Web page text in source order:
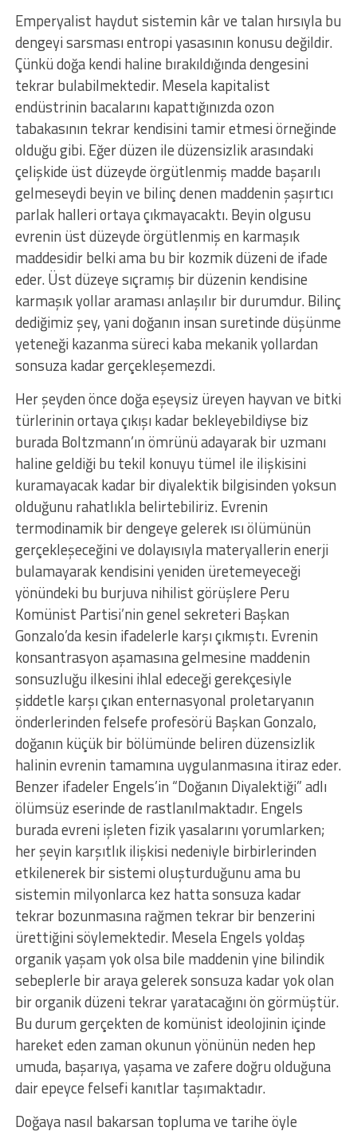
Emperyalist haydut sistemin kâr ve talan hırsıyla bu
dengeyi sarsması entropi yasasının konusu değildir.
Çünkü doğa kendi haline bırakıldığında dengesini
tekrar bulabilmektedir. Mesela kapitalist
endüstrinin bacalarını kapattığınızda ozon
tabakasının tekrar kendisini tamir etmesi örneğinde
olduğu gibi. Eğer düzen ile düzensizlik arasındaki
çelişkide üst düzeyde örgütlenmiş madde başarılı
gelmeseydi beyin ve bilinç denen maddenin şaşırtıcı
parlak halleri ortaya çıkmayacaktı. Beyin olgusu
evrenin üst düzeyde örgütlenmiş en karmaşık
maddesidir belki ama bu bir kozmik düzeni de ifade
eder. Üst düzeye sıçramış bir düzenin kendisine
karmaşık yollar araması anlaşılır bir durumdur. Bilinç
dediğimiz şey, yani doğanın insan suretinde düşünme
yeteneği kazanma süreci kaba mekanik yollardan
sonsuza kadar gerçekleşemezdi.
Her şeyden önce doğa eşeysiz üreyen hayvan ve bitki
türlerinin ortaya çıkışı kadar bekleyebildiyse biz
burada Boltzmann’ın ömrünü adayarak bir uzmanı
haline geldiği bu tekil konuyu tümel ile ilişkisini
kuramayacak kadar bir diyalektik bilgisinden yoksun
olduğunu rahatlıkla belirtebiliriz. Evrenin
termodinamik bir dengeye gelerek ısı ölümünün
gerçekleşeceğini ve dolayısıyla materyallerin enerji
bulamayarak kendisini yeniden üretemeyeceği
yönündeki bu burjuva nihilist görüşlere Peru
Komünist Partisi’nin genel sekreteri Başkan
Gonzalo’da kesin ifadelerle karşı çıkmıştı. Evrenin
konsantrasyon aşamasına gelmesine maddenin
sonsuzluğu ilkesini ihlal edeceği gerekçesiyle
şiddetle karşı çıkan enternasyonal proletaryanın
önderlerinden felsefe profesörü Başkan Gonzalo,
doğanın küçük bir bölümünde beliren düzensizlik
halinin evrenin tamamına uygulanmasına itiraz eder.
Benzer ifadeler Engels’in “Doğanın Diyalektiği” adlı
ölümsüz eserinde de rastlanılmaktadır. Engels
burada evreni işleten fizik yasalarını yorumlarken;
her şeyin karşıtlık ilişkisi nedeniyle birbirlerinden
etkilenerek bir sistemi oluşturduğunu ama bu
sistemin milyonlarca kez hatta sonsuza kadar
tekrar bozunmasına rağmen tekrar bir benzerini
ürettiğini söylemektedir. Mesela Engels yoldaş
organik yaşam yok olsa bile maddenin yine bilindik
sebeplerle bir araya gelerek sonsuza kadar yok olan
bir organik düzeni tekrar yaratacağını ön görmüştür.
Bu durum gerçekten de komünist ideolojinin içinde
hareket eden zaman okunun yönünün neden hep
umuda, başarıya, yaşama ve zafere doğru olduğuna
dair epeyce felsefi kanıtlar taşımaktadır.
Doğaya nasıl bakarsan topluma ve tarihe öyle